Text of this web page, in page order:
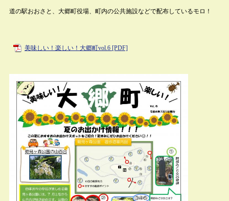
道の駅おおさと、大郷町役場、町内の公共施設などで配布しているモロ！
美味しい！楽しい！大郷町vol.6 [PDF]